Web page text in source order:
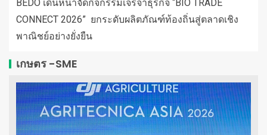
BEDO เดินหน้าจัดกิจกรรมเจรจาธุรกิจ “BIO TRADE
CONNECT 2026” ยกระดับผลิตภัณฑ์ท้องถิ่นสู่ตลาดเชิง
พาณิชย์อย่างยั่งยืน
เกษตร -SME